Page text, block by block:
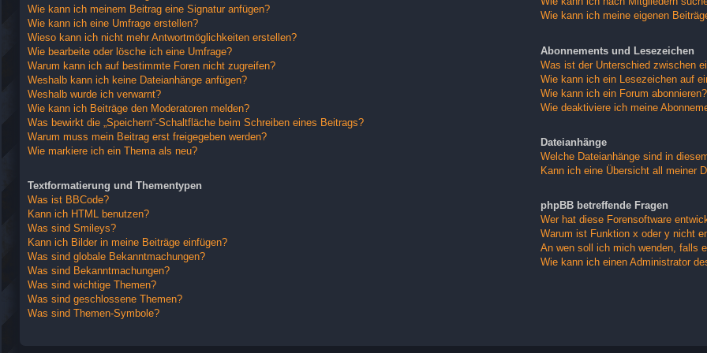
Wie kann ich meinem Beitrag eine Signatur anfügen?
Wie kann ich eine Umfrage erstellen?
Wieso kann ich nicht mehr Antwortmöglichkeiten erstellen?
Wie bearbeite oder lösche ich eine Umfrage?
Warum kann ich auf bestimmte Foren nicht zugreifen?
Weshalb kann ich keine Dateianhänge anfügen?
Weshalb wurde ich verwarnt?
Wie kann ich Beiträge den Moderatoren melden?
Was bewirkt die „Speichern“-Schaltfläche beim Schreiben eines Beitrags?
Warum muss mein Beitrag erst freigegeben werden?
Wie markiere ich ein Thema als neu?
Textformatierung und Thementypen
Was ist BBCode?
Kann ich HTML benutzen?
Was sind Smileys?
Kann ich Bilder in meine Beiträge einfügen?
Was sind globale Bekanntmachungen?
Was sind Bekanntmachungen?
Was sind wichtige Themen?
Was sind geschlossene Themen?
Was sind Themen-Symbole?
Wie kann ich meine eigenen
Abonnements und Lesezeichen
Was ist der Unterschied zwischen
Wie kann ich ein Lesezeichen auf
Wie kann ich ein Forum abonnieren?
Wie deaktiviere ich meine
Dateianhänge
Welche Dateianhänge sind in
Kann ich eine Übersicht all meiner
phpBB betreffende Fragen
Wer hat diese Forensoftware
Warum ist Funktion x oder y nicht
An wen soll ich mich wenden, falls
Wie kann ich einen Administrator